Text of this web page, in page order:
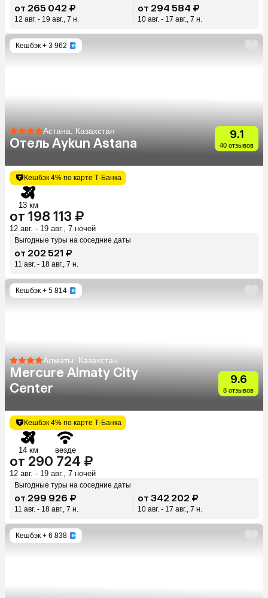
от 265 042 ₽
12 авг. - 19 авг., 7 н.
от 294 584 ₽
10 авг. - 17 авг., 7 н.
Кешбэк + 3 962
Астана, Казахстан
Отель Aykun Astana
9.1
40 отзывов
Кешбэк 4% по карте Т-Банка
13 км
от 198 113 ₽
12 авг. - 19 авг., 7 ночей
Выгодные туры на соседние даты
от 202 521 ₽
11 авг. - 18 авг., 7 н.
Кешбэк + 5 814
Алматы, Казахстан
Mercure Almaty City
Center
9.6
8 отзывов
Кешбэк 4% по карте Т-Банка
14 км везде
от 290 724 ₽
12 авг. - 19 авг., 7 ночей
Выгодные туры на соседние даты
от 299 926 ₽
11 авг. - 18 авг., 7 н.
от 342 202 ₽
10 авг. - 17 авг., 7 н.
Кешбэк + 6 838